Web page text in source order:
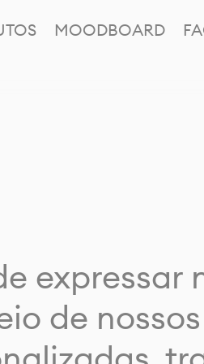
MOODBOARD
expressar
de